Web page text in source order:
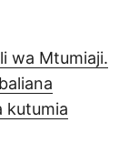
wa Mtumiaji.
kutumia